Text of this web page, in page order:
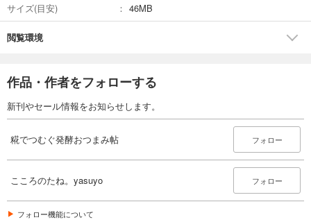
サイズ(目安)
46MB
閲覧環境
作品・作者をフォローする
新刊やセール情報をお知らせします。
糀でつむぐ発酵おつまみ帖 フォロー
こころのたね。yasuyo フォロー
フォロー機能について